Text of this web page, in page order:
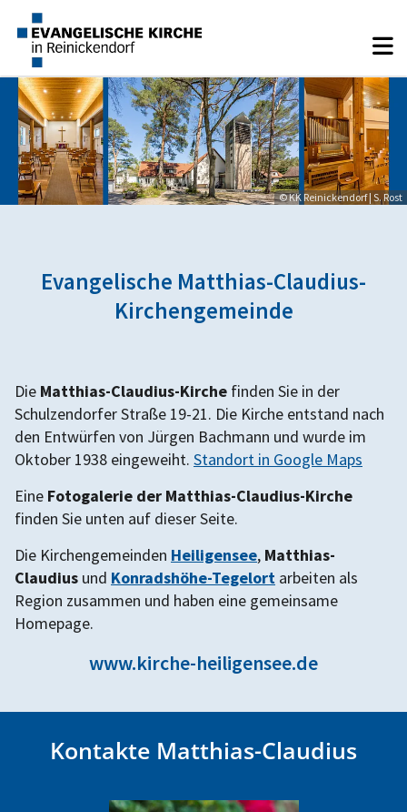
© KK Reinickendorf | S. Rost
Evangelische Matthias-Claudius-
Kirchengemeinde
Die Matthias-Claudius-Kirche finden Sie in der
Schulzendorfer Straße 19-21. Die Kirche entstand nach
den Entwürfen von Jürgen Bachmann und wurde im
Oktober 1938 eingeweiht. Standort in Google Maps
Eine Fotogalerie der Matthias-Claudius-Kirche
finden Sie unten auf dieser Seite.
Die Kirchengemeinden Heiligensee, Matthias-
Claudius und Konradshöhe-Tegelort arbeiten als
Region zusammen und haben eine gemeinsame
Homepage.
www.kirche-heiligensee.de
Kontakte Matthias-Claudius